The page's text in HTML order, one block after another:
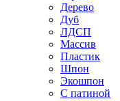
Дерево
Дуб
ЛДСП
Массив
Пластик
Шпон
Экошпон
С патиной